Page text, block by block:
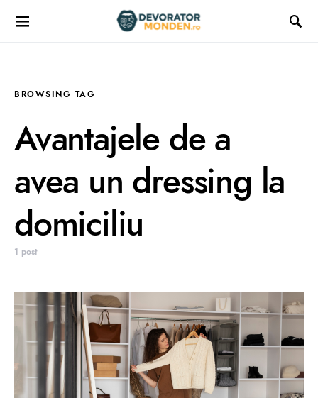
BROWSING TAG
Avantajele de a
avea un dressing la
domiciliu
1 post